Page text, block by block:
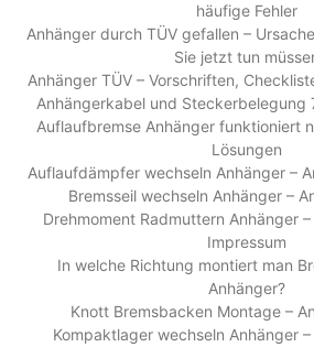
häufige Fehler
Anhänger durch TÜV gefallen –
Sie jetzt tun
Anhänger TÜV – Vorschriften,
Anhängerkabel und Steckerbelegung
Auflaufbremse Anhänger funktioniert
Lösungen
Auflaufdämpfer wechseln Anhänger –
Bremsseil wechseln Anhänger –
Drehmoment Radmuttern Anhänger
Impressum
In welche Richtung montiert man
Anhänger?
Knott Bremsbacken Montage –
Kompaktlager wechseln Anhänger